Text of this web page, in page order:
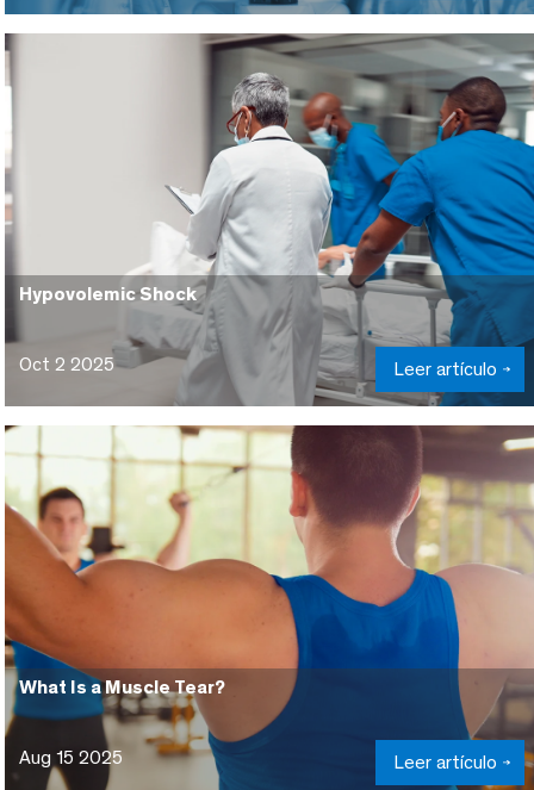
Hypovolemic Shock
Oct 2 2025 Leer artículo
What Is a Muscle Tear?
Aug 15 2025 Leer artículo